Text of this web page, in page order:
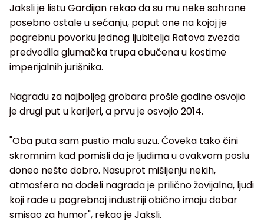
Jaksli je listu Gardijan rekao da su mu neke sahrane
posebno ostale u sećanju, poput one na kojoj je
pogrebnu povorku jednog ljubitelja Ratova zvezda
predvodila glumačka trupa obučena u kostime
imperijalnih jurišnika.
Nagradu za najboljeg grobara prošle godine osvojio
je drugi put u karijeri, a prvu je osvojio 2014.
"Oba puta sam pustio malu suzu. Čoveka tako čini
skromnim kad pomisli da je ljudima u ovakvom poslu
doneo nešto dobro. Nasuprot mišljenju nekih,
atmosfera na dodeli nagrada je prilično žovijalna, ljudi
koji rade u pogrebnoj industriji obično imaju dobar
smisao za humor", rekao je Jaksli.